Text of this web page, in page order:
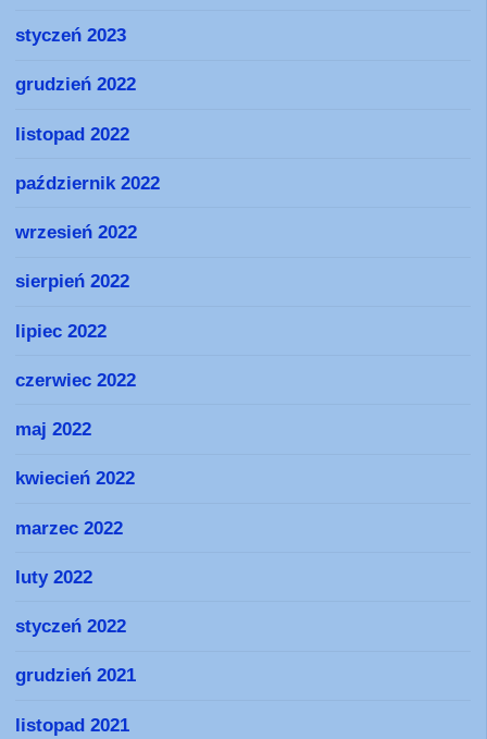
styczeń 2023
grudzień 2022
listopad 2022
październik 2022
wrzesień 2022
sierpień 2022
lipiec 2022
czerwiec 2022
maj 2022
kwiecień 2022
marzec 2022
luty 2022
styczeń 2022
grudzień 2021
listopad 2021